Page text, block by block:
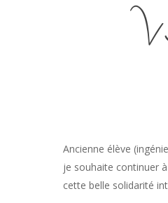
Ancienne élève
je souhaite continuer
cette belle solidarité